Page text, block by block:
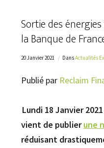
Sortie des
la Banque de
20 Janvier 2021 DansActualités
Publié par Reclaim
Lundi 18 Janvier
vient de publierune
réduisant